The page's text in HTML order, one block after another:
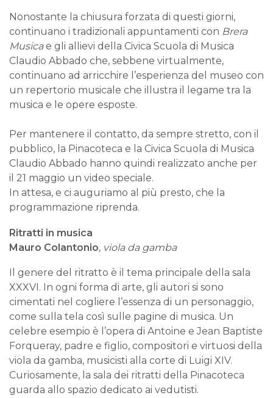
Nonostante la chiusura forzata di questi giorni,
continuano i tradizionali appuntamenti con Brera
Musicae gli allievi della Civica Scuola di Musica
Claudio Abbado che, sebbene virtualmente,
continuano ad arricchire l’esperienza del museo con
un repertorio musicale che illustra il legame tra la
musica e le opere esposte.
Per mantenere il contatto, da sempre stretto, con il
pubblico, la Pinacoteca e la Civica Scuola di Musica
Claudio Abbado hanno quindi realizzato anche per
il 21 maggio un video speciale.
In attesa, e ci auguriamo al più presto, che la
programmazione riprenda.
Ritratti in musica
Mauro Colantonio, viola da gamba
Il genere del ritratto è il tema principale della sala
XXXVI. In ogni forma di arte, gli autori si sono
cimentati nel cogliere l’essenza di un personaggio,
come sulla tela così sulle pagine di musica. Un
celebre esempio è l’opera di Antoine e Jean Baptiste
Forqueray, padre e figlio, compositori e virtuosi della
viola da gamba, musicisti alla corte di Luigi XIV.
Curiosamente, la sala dei ritratti della Pinacoteca
guarda allo spazio dedicato ai vedutisti.